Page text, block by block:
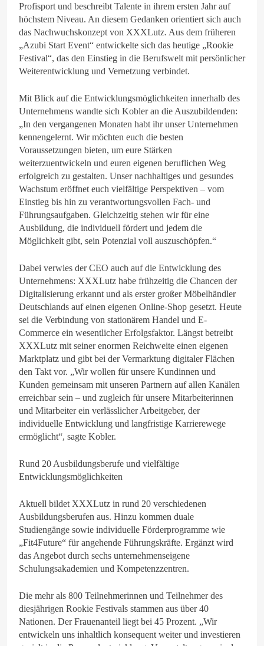
Profisport und beschreibt Talente in ihrem ersten Jahr auf
höchstem Niveau. An diesem Gedanken orientiert sich auch
das Nachwuchskonzept von XXXLutz. Aus dem früheren
„Azubi Start Event“ entwickelte sich das heutige „Rookie
Festival“, das den Einstieg in die Berufswelt mit persönlicher
Weiterentwicklung und Vernetzung verbindet.
Mit Blick auf die Entwicklungsmöglichkeiten innerhalb des
Unternehmens wandte sich Kobler an die Auszubildenden:
„In den vergangenen Monaten habt ihr unser Unternehmen
kennengelernt. Wir möchten euch die besten
Voraussetzungen bieten, um eure Stärken
weiterzuentwickeln und euren eigenen beruflichen Weg
erfolgreich zu gestalten. Unser nachhaltiges und gesundes
Wachstum eröffnet euch vielfältige Perspektiven – vom
Einstieg bis hin zu verantwortungsvollen Fach- und
Führungsaufgaben. Gleichzeitig stehen wir für eine
Ausbildung, die individuell fördert und jedem die
Möglichkeit gibt, sein Potenzial voll auszuschöpfen.“
Dabei verwies der CEO auch auf die Entwicklung des
Unternehmens: XXXLutz habe frühzeitig die Chancen der
Digitalisierung erkannt und als erster großer Möbelhändler
Deutschlands auf einen eigenen Online-Shop gesetzt. Heute
sei die Verbindung von stationärem Handel und E-
Commerce ein wesentlicher Erfolgsfaktor. Längst betreibt
XXXLutz mit seiner enormen Reichweite einen eigenen
Marktplatz und gibt bei der Vermarktung digitaler Flächen
den Takt vor. „Wir wollen für unsere Kundinnen und
Kunden gemeinsam mit unseren Partnern auf allen Kanälen
erreichbar sein – und zugleich für unsere Mitarbeiterinnen
und Mitarbeiter ein verlässlicher Arbeitgeber, der
individuelle Entwicklung und langfristige Karrierewege
ermöglicht“, sagte Kobler.
Rund 20 Ausbildungsberufe und vielfältige
Entwicklungsmöglichkeiten
Aktuell bildet XXXLutz in rund 20 verschiedenen
Ausbildungsberufen aus. Hinzu kommen duale
Studiengänge sowie individuelle Förderprogramme wie
„Fit4Future“ für angehende Führungskräfte. Ergänzt wird
das Angebot durch sechs unternehmenseigene
Schulungsakademien und Kompetenzzentren.
Die mehr als 800 Teilnehmerinnen und Teilnehmer des
diesjährigen Rookie Festivals stammen aus über 40
Nationen. Der Frauenanteil liegt bei 45 Prozent. „Wir
entwickeln uns inhaltlich konsequent weiter und investieren